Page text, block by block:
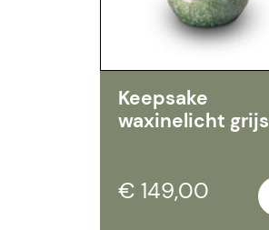
Keepsake
waxinelicht grijs
€ 149,00